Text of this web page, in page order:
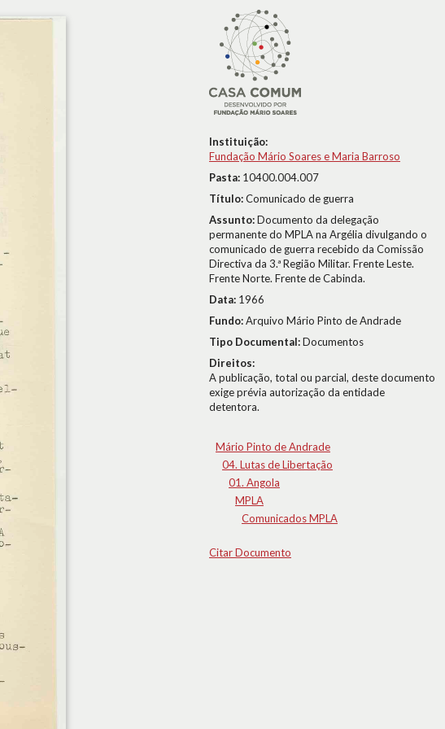
Instituição:
Fundação Mário Soares e Maria Barroso
Pasta: 10400.004.007
Título:Comunicado de guerra
Assunto:Documento da delegação
permanente do MPLA na Argélia divulgando o
comunicado de guerra recebido da Comissão
Directiva da 3.ª Região Militar. Frente Leste.
Frente Norte. Frente de Cabinda.
Data: 1966
Fundo:Arquivo Mário Pinto de Andrade
Tipo Documental:Documentos
Direitos:
A publicação, total ou parcial, deste documento
exige prévia autorização da entidade
detentora.
Mário Pinto de Andrade
04. Lutas de Libertação
01. Angola
MPLA
Comunicados MPLA
Citar Documento